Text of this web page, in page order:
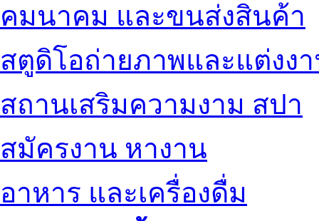
คมนาคม และขนส่งสินค้า
สตูดิโอถ่ายภาพและแต่งง
สถานเสริมความงาม สปา
สมัครงาน หางาน
อาหาร และเครื่องดื่ม